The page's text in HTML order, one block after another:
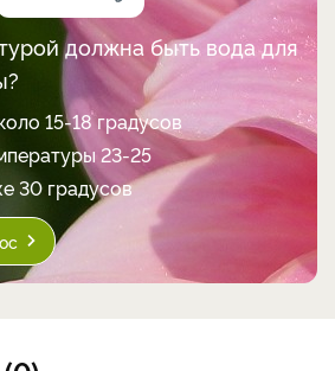
должна быть вода для
15-18 градусов
23-25
30 градусов